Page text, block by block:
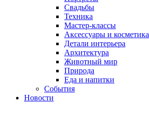
Свадьбы
Техника
Мастер-классы
Аксессуары и косметика
Детали интерьера
Архитектура
Животный мир
Природа
Еда и напитки
События
Новости